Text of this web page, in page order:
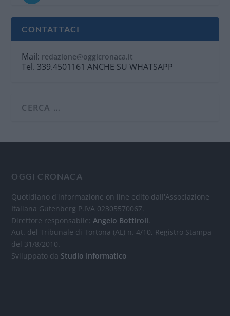
CONTATTACI
Mail: redazione@oggicronaca.it
Tel. 339.4501161 ANCHE SU WHATSAPP
OGGI CRONACA
Quotidiano d'informazione on line edito dall'Associazione
Italiana Gutenberg P.IVA 02305570067.
Direttore responsabile:Angelo Bottiroli
Aut. del Tribunale di Tortona (AL) n. 4/10, Registro Stampa
del 31/8/2010.
Sviluppato da Studio Informatico